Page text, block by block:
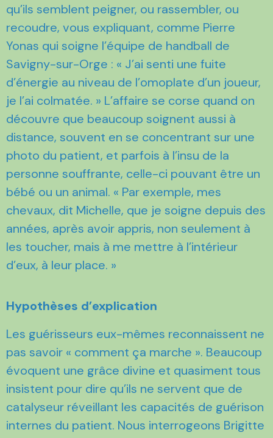
qu’ils semblent peigner, ou rassembler, ou
recoudre, vous expliquant, comme Pierre
Yonas qui soigne l’équipe de handball de
Savigny-sur-Orge : « J’ai senti une fuite
d’énergie au niveau de l’omoplate d’un joueur,
je l’ai colmatée. » L’affaire se corse quand on
découvre que beaucoup soignent aussi à
distance, souvent en se concentrant sur une
photo du patient, et parfois à l’insu de la
personne souffrante, celle-ci pouvant être un
bébé ou un animal. « Par exemple, mes
chevaux, dit Michelle, que je soigne depuis des
années, après avoir appris, non seulement à
les toucher, mais à me mettre à l’intérieur
d’eux, à leur place. »
Hypothèses d’explication
Les guérisseurs eux-mêmes reconnaissent ne
pas savoir « comment ça marche ». Beaucoup
évoquent une grâce divine et quasiment tous
insistent pour dire qu’ils ne servent que de
catalyseur réveillant les capacités de guérison
internes du patient. Nous interrogeons Brigitte